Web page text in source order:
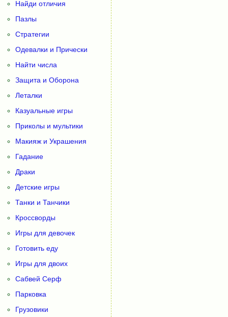
Найди отличия
Пазлы
Стратегии
Одевалки и Прически
Найти числа
Защита и Оборона
Леталки
Казуальные игры
Приколы и мультики
Макияж и Украшения
Гадание
Драки
Детские игры
Танки и Танчики
Кроссворды
Игры для девочек
Готовить еду
Игры для двоих
Сабвей Серф
Парковка
Грузовики